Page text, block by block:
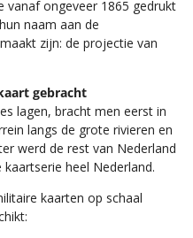
vanaf ongeveer 1865 gedrukt
naam aan de
zijn: de projectie van
gebracht
lagen, bracht men eerst in
langs de grote rivieren en
werd de rest van Nederland
heel Nederland.
kaarten op schaal